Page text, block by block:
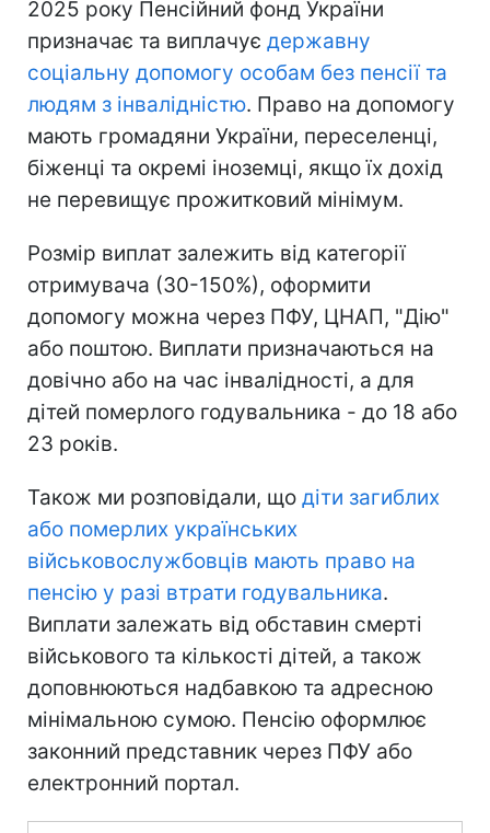
2025 року Пенсійний фонд України
призначає та виплачує державну
соціальну допомогу особам без пенсії та
людям з інвалідністю. Право на допомогу
мають громадяни України, переселенці,
біженці та окремі іноземці, якщо їх дохід
не перевищує прожитковий мінімум.
Розмір виплат залежить від категорії
отримувача (30-150%), оформити
допомогу можна через ПФУ, ЦНАП, "Дію"
або поштою. Виплати призначаються на
довічно або на час інвалідності, а для
дітей померлого годувальника - до 18 або
23 років.
Також ми розповідали, що діти загиблих
або померлих українських
військовослужбовців мають право на
пенсію у разі втрати годувальника.
Виплати залежать від обставин смерті
військового та кількості дітей, а також
доповнюються надбавкою та адресною
мінімальною сумою. Пенсію оформлює
законний представник через ПФУ або
електронний портал.